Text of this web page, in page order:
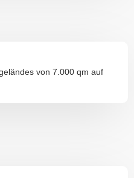
von 7.000 qm auf